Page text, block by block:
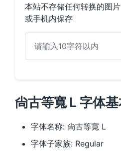
本站不存储任何转换的图
或手机内保存
尙古等寬 L 字体
字体名称: 尙古等寬 L
字体子家族: Regular